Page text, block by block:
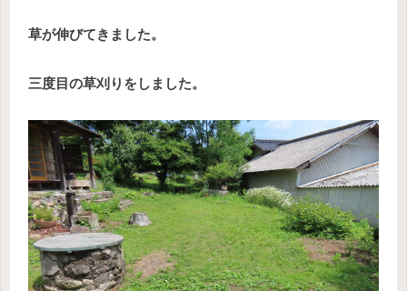
草が伸びてきました。
三度目の草刈りをしました。